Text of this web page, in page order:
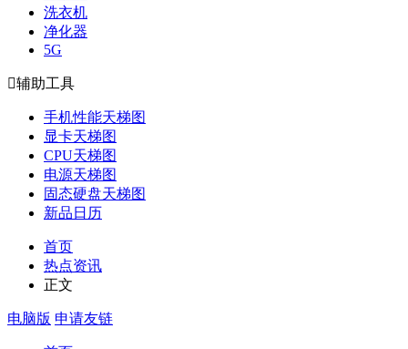
洗衣机
净化器
5G
辅助工具
手机性能天梯图
显卡天梯图
CPU天梯图
电源天梯图
固态硬盘天梯图
新品日历
首页
热点资讯
正文
电脑版 申请友链